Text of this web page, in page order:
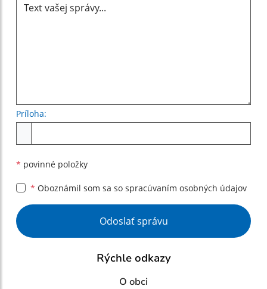
Príloha:
* povinné položky
* Oboznámil som sa so spracúvaním osobných údajov
Google reCaptcha Response
Odoslať správu
Rýchle odkazy
O obci